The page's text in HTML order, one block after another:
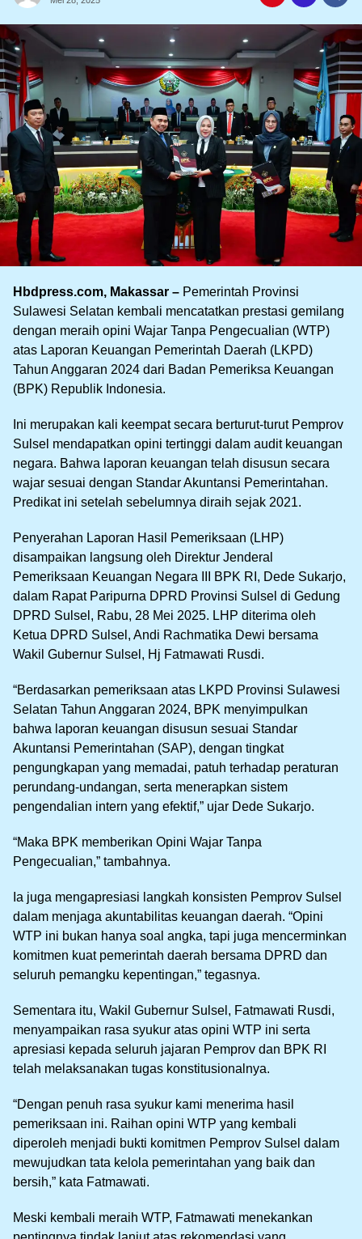
Hbdpress.com, Makassar – Pemerintah Provinsi
Sulawesi Selatan kembali mencatatkan prestasi gemilang
dengan meraih opini Wajar Tanpa Pengecualian (WTP)
atas Laporan Keuangan Pemerintah Daerah (LKPD)
Tahun Anggaran 2024 dari Badan Pemeriksa Keuangan
(BPK) Republik Indonesia.
Ini merupakan kali keempat secara berturut-turut Pemprov
Sulsel mendapatkan opini tertinggi dalam audit keuangan
negara. Bahwa laporan keuangan telah disusun secara
wajar sesuai dengan Standar Akuntansi Pemerintahan.
Predikat ini setelah sebelumnya diraih sejak 2021.
Penyerahan Laporan Hasil Pemeriksaan (LHP)
disampaikan langsung oleh Direktur Jenderal
Pemeriksaan Keuangan Negara III BPK RI, Dede Sukarjo,
dalam Rapat Paripurna DPRD Provinsi Sulsel di Gedung
DPRD Sulsel, Rabu, 28 Mei 2025. LHP diterima oleh
Ketua DPRD Sulsel, Andi Rachmatika Dewi bersama
Wakil Gubernur Sulsel, Hj Fatmawati Rusdi.
“Berdasarkan pemeriksaan atas LKPD Provinsi Sulawesi
Selatan Tahun Anggaran 2024, BPK menyimpulkan
bahwa laporan keuangan disusun sesuai Standar
Akuntansi Pemerintahan (SAP), dengan tingkat
pengungkapan yang memadai, patuh terhadap peraturan
perundang-undangan, serta menerapkan sistem
pengendalian intern yang efektif,” ujar Dede Sukarjo.
“Maka BPK memberikan Opini Wajar Tanpa
Pengecualian,” tambahnya.
Ia juga mengapresiasi langkah konsisten Pemprov Sulsel
dalam menjaga akuntabilitas keuangan daerah. “Opini
WTP ini bukan hanya soal angka, tapi juga mencerminkan
komitmen kuat pemerintah daerah bersama DPRD dan
seluruh pemangku kepentingan,” tegasnya.
Sementara itu, Wakil Gubernur Sulsel, Fatmawati Rusdi,
menyampaikan rasa syukur atas opini WTP ini serta
apresiasi kepada seluruh jajaran Pemprov dan BPK RI
telah melaksanakan tugas konstitusionalnya.
“Dengan penuh rasa syukur kami menerima hasil
pemeriksaan ini. Raihan opini WTP yang kembali
diperoleh menjadi bukti komitmen Pemprov Sulsel dalam
mewujudkan tata kelola pemerintahan yang baik dan
bersih,” kata Fatmawati.
Meski kembali meraih WTP, Fatmawati menekankan